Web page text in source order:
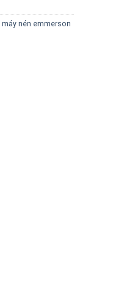
máy nén emmerson